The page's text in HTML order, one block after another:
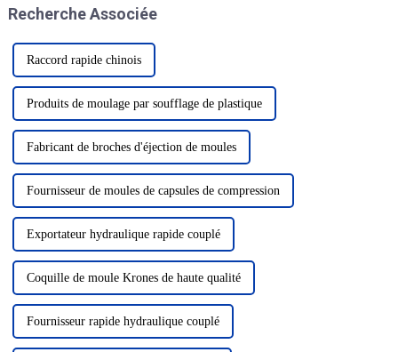
Recherche Associée
Raccord rapide chinois
Produits de moulage par soufflage de plastique
Fabricant de broches d'éjection de moules
Fournisseur de moules de capsules de compression
Exportateur hydraulique rapide couplé
Coquille de moule Krones de haute qualité
Fournisseur rapide hydraulique couplé